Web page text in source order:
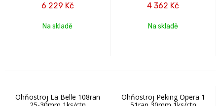
6 229 Kč
Na skladě
4 362 Kč
Na skladě
Ohňostroj La Belle 108ran
Ohňostroj Peking Opera 1